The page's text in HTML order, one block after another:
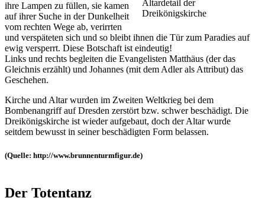
Altardetail der
Dreikönigskirche
ihre Lampen zu füllen, sie kamen
auf ihrer Suche in der Dunkelheit
vom rechten Wege ab, verirrten
und verspäteten sich und so bleibt ihnen die Tür zum Paradies auf
ewig versperrt. Diese Botschaft ist eindeutig!
Links und rechts begleiten die Evangelisten Matthäus (der das
Gleichnis erzählt) und Johannes (mit dem Adler als Attribut) das
Geschehen.
Kirche und Altar wurden im Zweiten Weltkrieg bei dem
Bombenangriff auf Dresden zerstört bzw. schwer beschädigt. Die
Dreikönigskirche ist wieder aufgebaut, doch der Altar wurde
seitdem bewusst in seiner beschädigten Form belassen.
(Quelle: http://www.brunnenturmfigur.de)
Der Totentanz